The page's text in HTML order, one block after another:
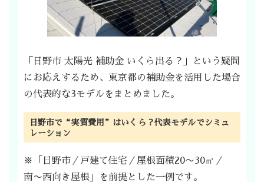
「日野市 太陽光 補助金 いくら出る？」という疑問
にお応えするため、東京都の補助金を活用した場合
の代表的な3モデルをまとめました。
日野市で“実質費用”はいくら？代表モデルでシミュ
レーション
※「日野市／戸建て住宅／屋根面積20〜30㎡／
南〜西向き屋根」を前提とした一例です。